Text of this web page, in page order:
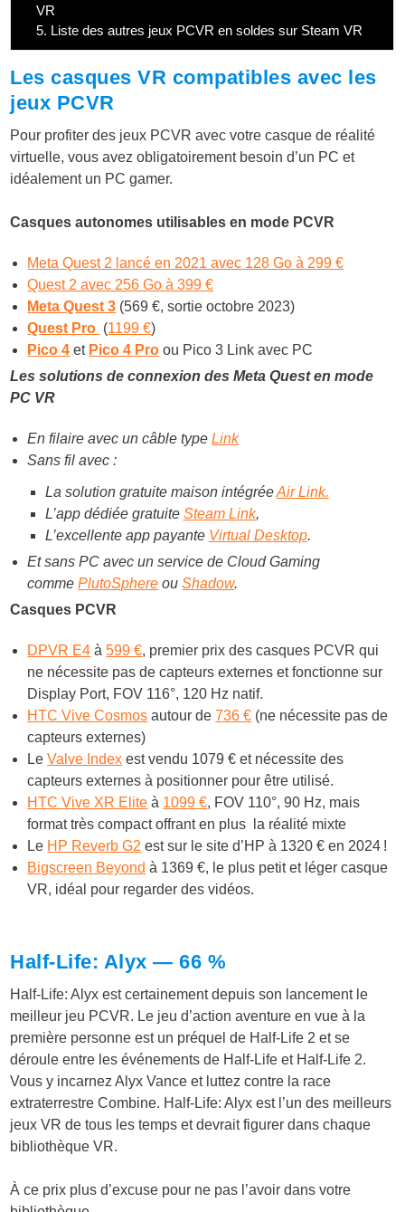
VR
5. Liste des autres jeux PCVR en soldes sur Steam VR
Les casques VR compatibles avec les
jeux PCVR
Pour profiter des jeux PCVR avec votre casque de réalité
virtuelle, vous avez obligatoirement besoin d’un PC et
idéalement un PC gamer.
Casques autonomes utilisables en mode PCVR
Meta Quest 2 lancé en 2021 avec 128 Go à 299 €
Quest 2 avec 256 Go à 399 €
Meta Quest 3 (569 €, sortie octobre 2023)
Quest Pro (1199 €)
Pico 4 et Pico 4 Pro ou Pico 3 Link avec PC
Les solutions de connexion des Meta Quest en mode
PC VR
En filaire avec un câble typeLink
Sans fil avec :
La solution gratuite maison intégréeAir Link.
L’app dédiée gratuite Steam Link,
L’excellente app payante Virtual Desktop.
Et sans PC avec un service de Cloud Gaming
commePlutoSphere ouShadow.
Casques PCVR
DPVR E4 à599 €, premier prix des casques PCVR qui
ne nécessite pas de capteurs externes et fonctionne sur
Display Port, FOV 116°, 120 Hz natif.
HTC Vive Cosmos autour de736 € (ne nécessite pas de
capteurs externes)
LeValve Index est vendu 1079 € et nécessite des
capteurs externes à positionner pour être utilisé.
HTC Vive XR Elite à 1099 €, FOV 110°, 90 Hz, mais
format très compact offrant en plus la réalité mixte
Le HP Reverb G2 est sur le site d’HP à 1320 € en 2024 !
Bigscreen Beyond à 1369 €, le plus petit et léger casque
VR, idéal pour regarder des vidéos.
Half-Life: Alyx — 66 %
Half-Life: Alyx est certainement depuis son lancement le
meilleur jeu PCVR. Le jeu d’action aventure en vue à la
première personne est un préquel de Half-Life 2 et se
déroule entre les événements de Half-Life et Half-Life 2.
Vous y incarnez Alyx Vance et luttez contre la race
extraterrestre Combine. Half-Life: Alyx est l’un des meilleurs
jeux VR de tous les temps et devrait figurer dans chaque
bibliothèque VR.
À ce prix plus d’excuse pour ne pas l’avoir dans votre